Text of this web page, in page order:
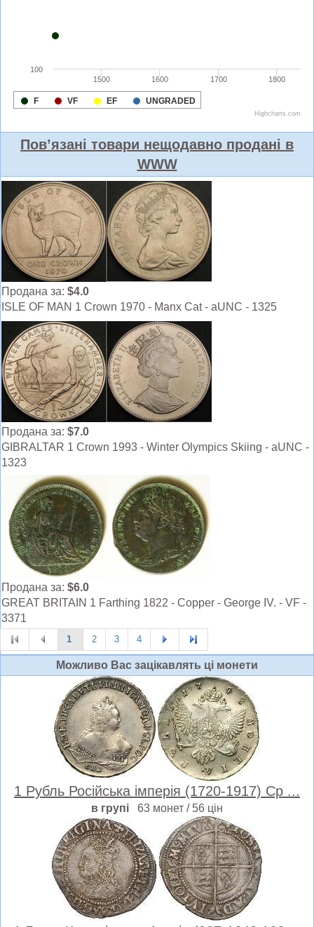
Пов’язані товари нещодавно продані в
WWW
Продана за: $4.0
ISLE OF MAN 1 Crown 1970 - Manx Cat - aUNC - 1325
Продана за: $7.0
GIBRALTAR 1 Crown 1993 - Winter Olympics Skiing - aUNC -
1323
Продана за: $6.0
GREAT BRITAIN 1 Farthing 1822 - Copper - George IV. - VF -
3371
1 2 3 4
Можливо Вас зацiкавлять цi монети
1 Рубль Російська імперія (1720-1917) Ср ...
в групі 63 монет / 56 цін